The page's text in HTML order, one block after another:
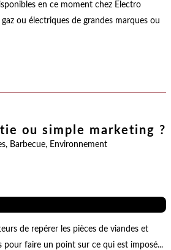
en ce moment chez Électro
ou électriques de grandes marques ou
ou simple marketing ?
, Barbecue, Environnement
de repérer les pièces de viandes et
faire un point sur ce qui est imposé...